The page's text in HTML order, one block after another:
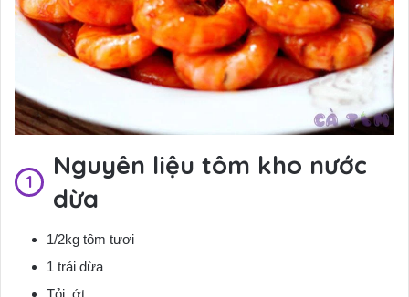
Nguyên liệu tôm kho nước
dừa
1/2kg tôm tươi
1 trái dừa